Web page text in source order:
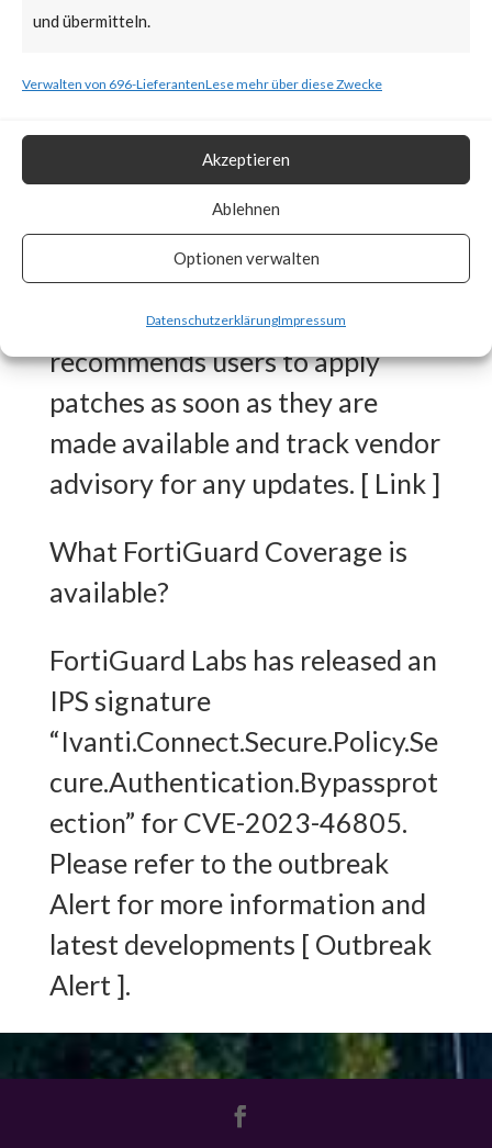
und übermitteln.
Verwalten von 696-LieferantenLese mehr über diese Zwecke
Akzeptieren
Ablehnen
Optionen verwalten
DatenschutzerklärungImpressum
no patch available; Ivanti has
released workarounds as the
two new vulnerabilities are
actively being exploited in the
wild. FortiGuard Labs strongly
recommends users to apply
patches as soon as they are
made available and track vendor
advisory for any updates. [ Link ]
What FortiGuard Coverage is
available?
FortiGuard Labs has released an
IPS signature
“Ivanti.Connect.Secure.Policy.Se
cure.Authentication.Bypassprot
ection” for CVE-2023-46805.
Please refer to the outbreak
Alert for more information and
latest developments [ Outbreak
Alert ].